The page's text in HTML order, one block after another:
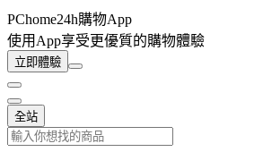
PChome24h購物App
使用App享受更優質的購物體驗
立即體驗
全站